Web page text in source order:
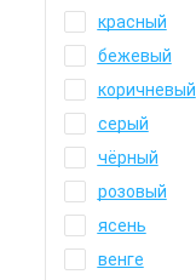
красный
бежевый
коричневый
серый
чёрный
розовый
ясень
венге